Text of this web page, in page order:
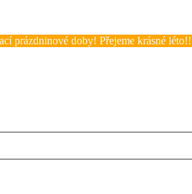
prázdninové doby! Přejeme krásné